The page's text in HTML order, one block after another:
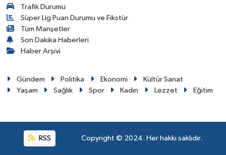
Trafik Durumu
Süper Lig Puan Durumu ve Fikstür
Tüm Manşetler
Son Dakika Haberleri
Haber Arşivi
Gündem Politika Ekonomi
Kültür Sanat
Yaşam
Sağlık Spor Kadın Lezzet Eğitim
RSS Copyright © 2024. Her hakkı saklıdır.